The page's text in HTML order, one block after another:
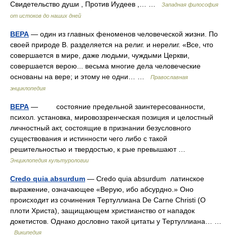
Свидетельство души , Против Иудеев ,… …
Западная философия
от истоков до наших дней
ВЕРА — один из главных феноменов человеческой жизни. По
своей природе В. разделяется на религ. и нерелиг. «Все, что
совершается в мире, даже людьми, чуждыми Церкви,
совершается верою... весьма многие дела человеческие
основаны на вере; и этому не одни… …
Православная
энциклопедия
ВЕРА — состояние предельной заинтересованности,
психол. установка, мировоззренческая позиция и целостный
личностный акт, состоящие в признании безусловного
существования и истинности чего либо с такой
решительностью и твердостью, к рые превышают …
Энциклопедия культурологии
Credo quia absurdum — Credo quia absurdum латинское
выражение, означающее «Верую, ибо абсурдно.» Оно
происходит из сочинения Тертуллиана De Carne Christi (О
плоти Христа), защищающем христианство от нападок
докетистов. Однако дословно такой цитаты у Тертуллиана… …
Википедия